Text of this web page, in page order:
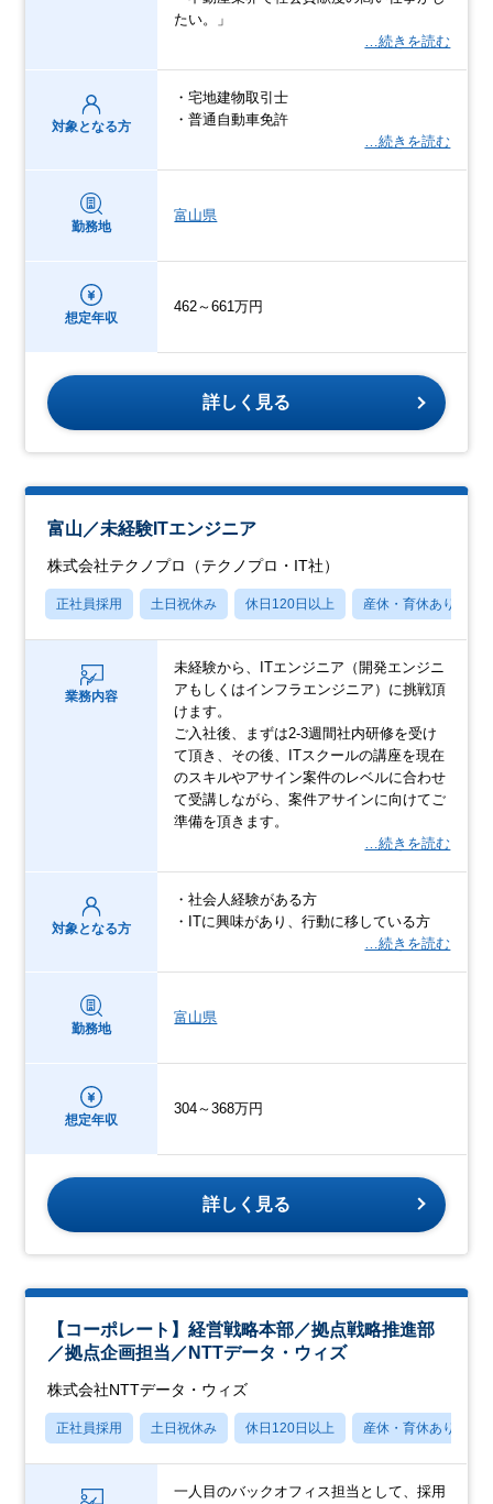
たい。」
…続きを読む
対象となる方
・宅地建物取引士
・普通自動車免許
…続きを読む
勤務地
富山県
想定年収
462～661万円
詳しく見る
富山／未経験ITエンジニア
株式会社テクノプロ（テクノプロ・IT社）
正社員採用 土日祝休み 休日120日以上 産休・育休あり
業務内容
未経験から、ITエンジニア（開発エンジニ
アもしくはインフラエンジニア）に挑戦頂
けます。
ご入社後、まずは2-3週間社内研修を受け
て頂き、その後、ITスクールの講座を現在
のスキルやアサイン案件のレベルに合わせ
て受講しながら、案件アサインに向けてご
準備を頂きます。
…続きを読む
対象となる方
・社会人経験がある方
・ITに興味があり、行動に移している方
…続きを読む
勤務地
富山県
想定年収
304～368万円
詳しく見る
【コーポレート】経営戦略本部／拠点戦略推進部
／拠点企画担当／NTTデータ・ウィズ
株式会社NTTデータ・ウィズ
正社員採用 土日祝休み 休日120日以上 産休・育休あり
一人目のバックオフィス担当として、採用